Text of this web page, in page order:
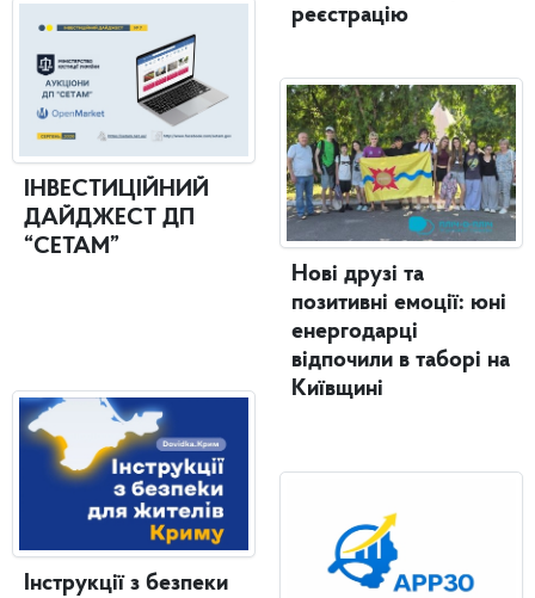
ІНВЕСТИЦІЙНИЙ
ДАЙДЖЕСТ ДП
“СЕТАМ”
Інструкції з безпеки
реєстрацію
Нові друзі та
позитивні емоції: юні
енергодарці
відпочили в таборі на
Київщині